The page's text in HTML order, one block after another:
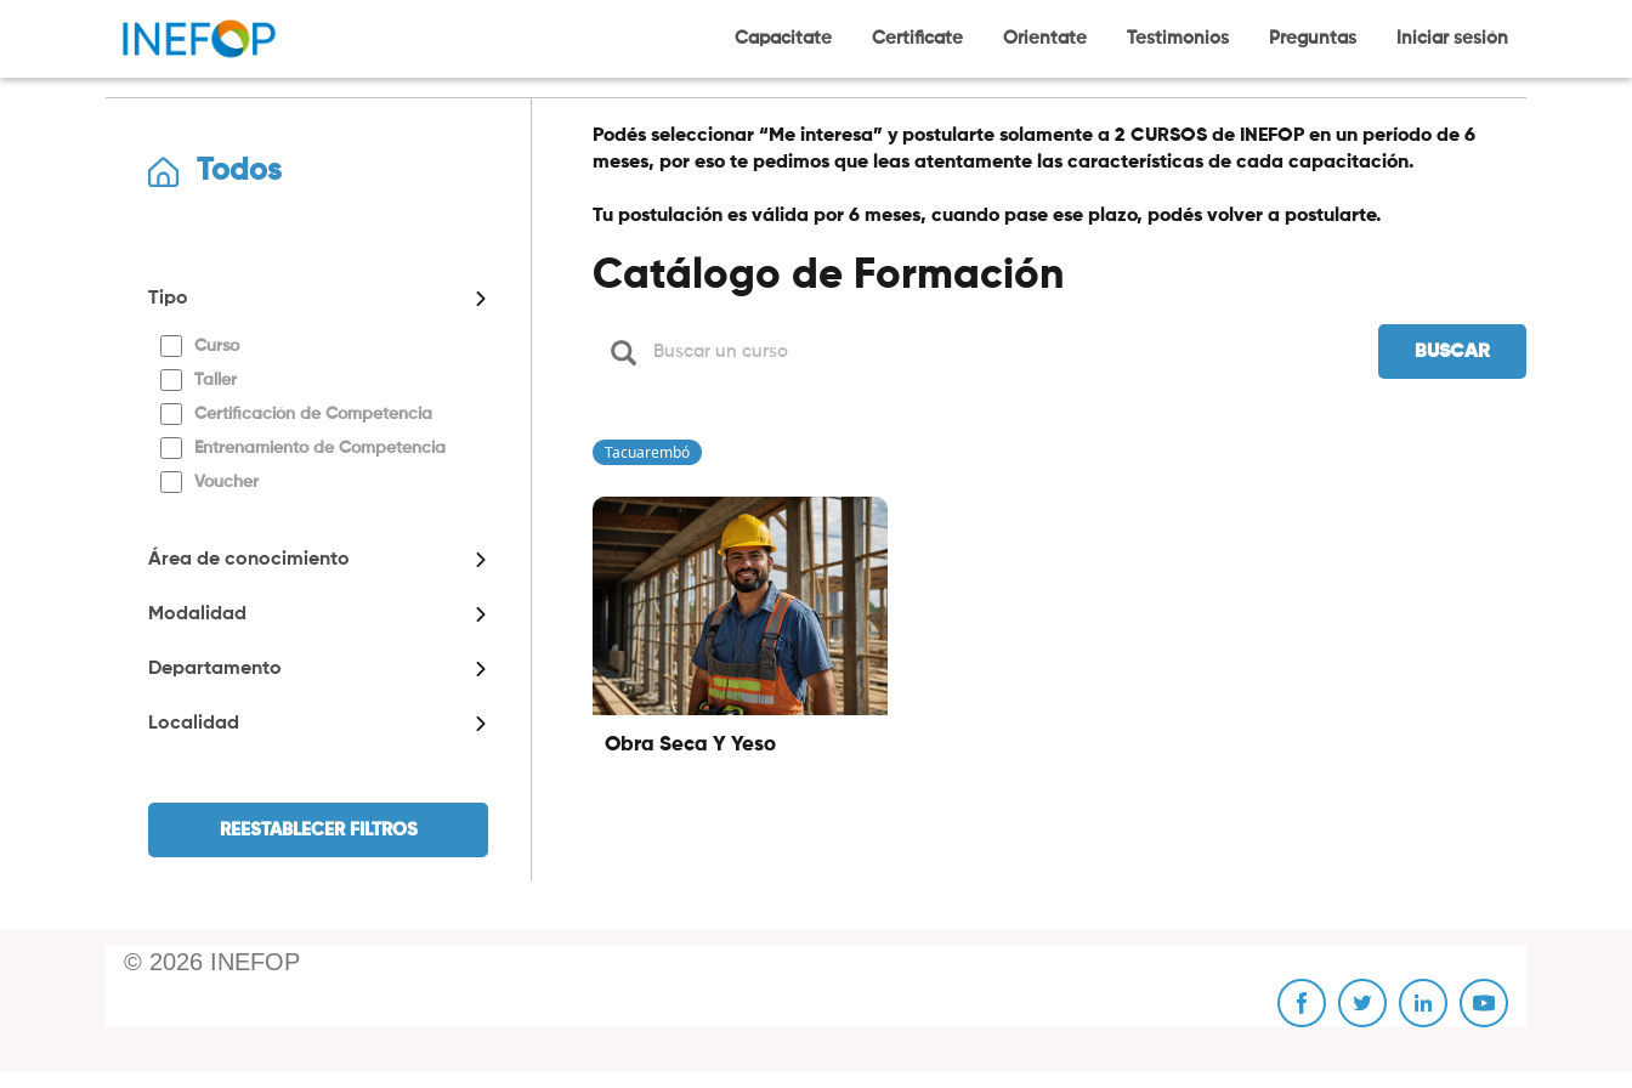
Capacitate Certificate Orientate Testimonios Preguntas Iniciar sesión
REESTABLECER FILTROS
Tipo
Curso
Taller
Certificación de Competencia
Entrenamiento de Competencia
Voucher
Área de conocimiento
Modalidad
Departamento
Localidad
Todos
Podés seleccionar “Me interesa” y postularte solamente a 2 CURSOS de INEFOP en un período de 6
meses, por eso te pedimos que leas atentamente las características de cada capacitación.
Tu postulación es válida por 6 meses, cuando pase ese plazo, podés volver a postularte.
Catálogo de Formación
BUSCAR
Tacuarembó
Obra Seca Y Yeso
© 2026 INEFOP